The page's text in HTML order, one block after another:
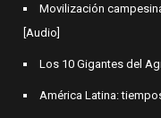
Movilización
[Audio]
Los 10 Gigantes del
América Latina: